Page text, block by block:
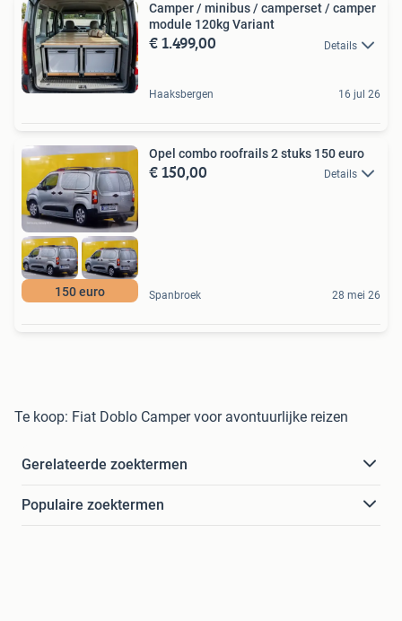
Camper / minibus / camperset / camper
module 120kg Variant
€ 1.499,00 Details
Haaksbergen 16 jul 26
150 euro
Opel combo roofrails 2 stuks 150 euro
€ 150,00 Details
Spanbroek 28 mei 26
Te koop: Fiat Doblo Camper voor avontuurlijke reizen
Gerelateerde zoektermen
Populaire zoektermen